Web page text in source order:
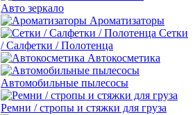
Авто зеркало
Ароматизаторы
Сетки
/ Салфетки / Полотенца
Автокосметика
Автомобильные пылесосы
Ремни / стропы и стяжки для груза